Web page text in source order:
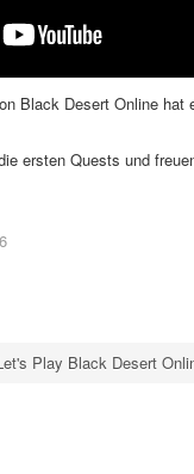
Black Desert Online
ersten Quests und
Play Black Desert